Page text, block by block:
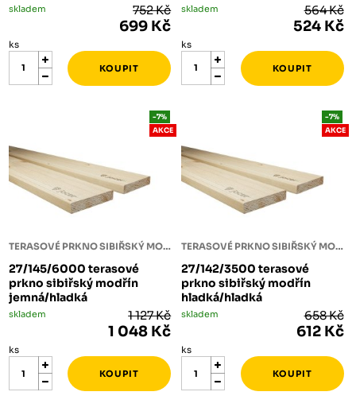
skladem 752 Kč
699 Kč
ks
skladem 564 Kč
524 Kč
ks
TERASOVÉ PRKNO SIBIŘSKÝ MODŘÍN
27/145/6000 terasové
prkno sibiřský modřín
jemná/hladká
-7%
AKCE
skladem 1 127 Kč
1 048 Kč
ks
TERASOVÉ PRKNO SIBIŘSKÝ MODŘÍN
27/142/3500 terasové
prkno sibiřský modřín
hladká/hladká
-7%
AKCE
skladem 658 Kč
612 Kč
ks